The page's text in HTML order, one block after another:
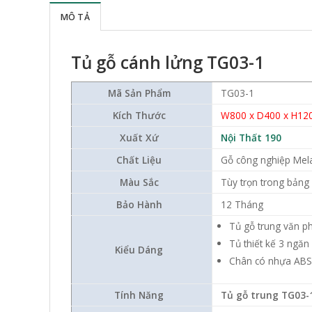
MÔ TẢ
Tủ gỗ cánh lửng TG03-1
Mã Sản Phẩm
TG03-1
Kích Thước
W800 x D400 x
Xuất Xứ
Nội Thất 190
Chất Liệu
Gỗ công nghiệp
Màu Sắc
Tùy trọn trong
Bảo Hành
12 Tháng
Kiểu Dáng
Tủ gỗ trung văn
Tủ thiết kế 3
Chân có nhựa
Tính Năng
Tủ gỗ trung TG03-